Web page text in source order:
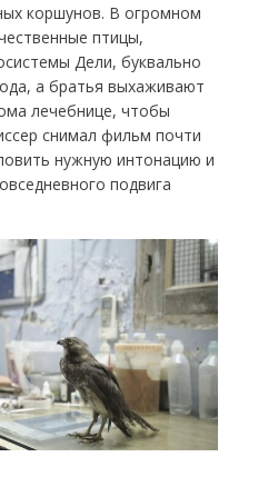
коршунов. В огромном
птицы,
Дели, буквально
а братья выхаживают
лечебнице, чтобы
снимал фильм почти
нужную интонацию и
подвига